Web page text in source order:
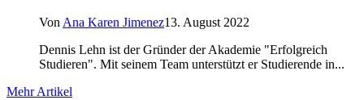
Von Ana Karen Jimenez13. August 2022
Dennis Lehn ist der Gründer der Akademie "Erfolgreich
Studieren". Mit seinem Team unterstützt er Studierende in...
Mehr Artikel